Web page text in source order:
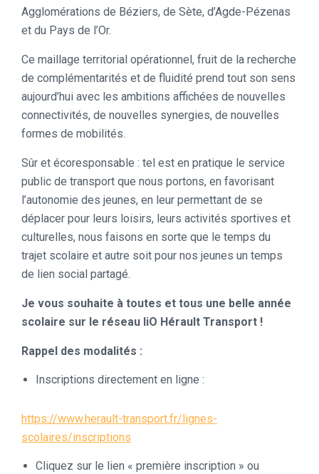
Agglomérations de Béziers, de Sète, d’Agde-Pézenas
et du Pays de l’Or.
Ce maillage territorial opérationnel, fruit de la recherche
de complémentarités et de fluidité prend tout son sens
aujourd’hui avec les ambitions affichées de nouvelles
connectivités, de nouvelles synergies, de nouvelles
formes de mobilités.
Sûr et écoresponsable : tel est en pratique le service
public de transport que nous portons, en favorisant
l’autonomie des jeunes, en leur permettant de se
déplacer pour leurs loisirs, leurs activités sportives et
culturelles, nous faisons en sorte que le temps du
trajet scolaire et autre soit pour nos jeunes un temps
de lien social partagé.
Je vous souhaite à toutes et tous une belle année
scolaire sur le réseau liO Hérault Transport !
Rappel des modalités :
Inscriptions directement en ligne :
https://www.herault-transport.fr/lignes-
scolaires/inscriptions
Cliquez sur le lien « première inscription » ou